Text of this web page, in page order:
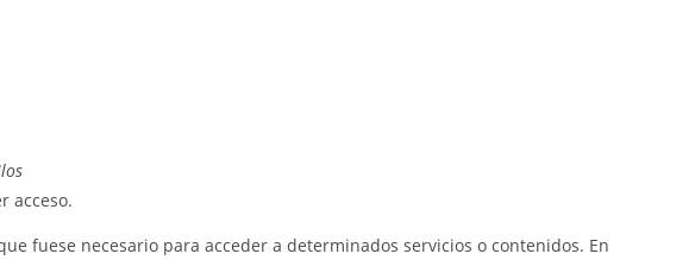
los
acceso.
fuese necesario para acceder a determinados servicios o contenidos. En